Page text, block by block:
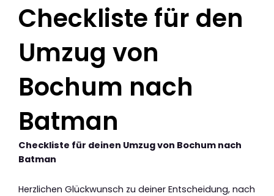
Checkliste für den
Umzug von
Bochum nach
Batman
Checkliste für deinen Umzug von Bochum nach
Batman
Herzlichen Glückwunsch zu deiner Entscheidung, nach